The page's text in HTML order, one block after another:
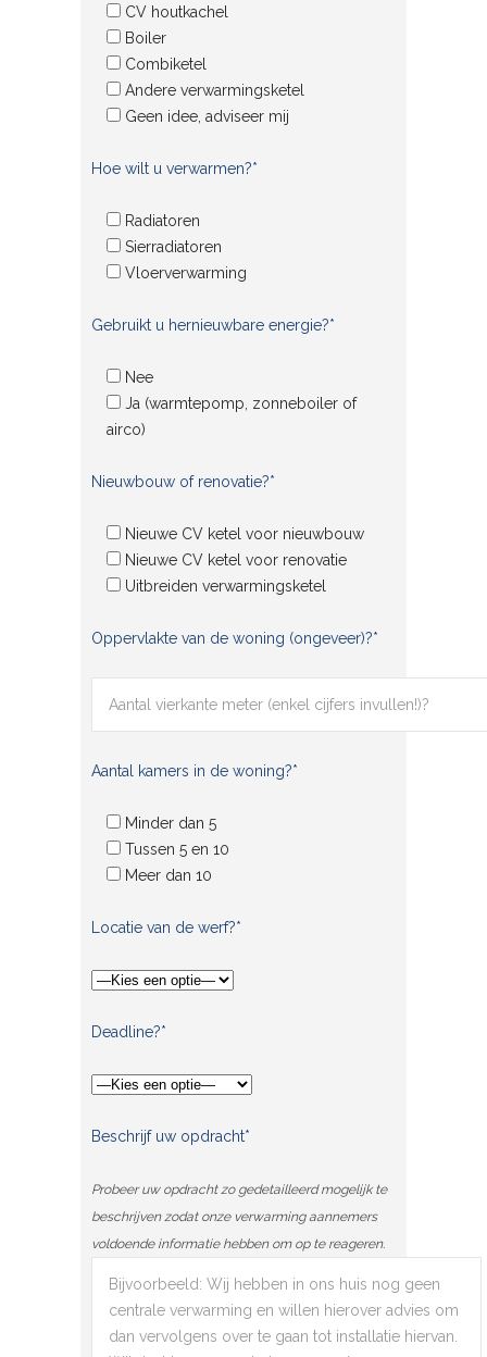
CV houtkachel
Boiler
Combiketel
Andere verwarmingsketel
Geen idee, adviseer mij
Hoe wilt u verwarmen?*
Radiatoren
Sierradiatoren
Vloerverwarming
Gebruikt u hernieuwbare energie?*
Nee
Ja (warmtepomp, zonneboiler of
airco)
Nieuwbouw of renovatie?*
Nieuwe CV ketel voor nieuwbouw
Nieuwe CV ketel voor renovatie
Uitbreiden verwarmingsketel
Oppervlakte van de woning (ongeveer)?*
Aantal kamers in de woning?*
Minder dan 5
Tussen 5 en 10
Meer dan 10
Locatie van de werf?*
Deadline?*
Beschrijf uw opdracht*
Probeer uw opdracht zo gedetailleerd mogelijk te
beschrijven zodat onze verwarming aannemers
voldoende informatie hebben om op te reageren.